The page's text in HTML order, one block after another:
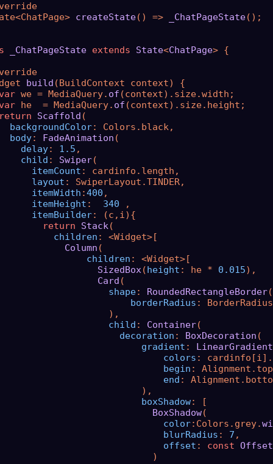
createState() => _ChatPageState();
_ChatPageState extends State<ChatPage> {
build (BuildContext context) {
we = MediaQuery. of (context).size.width;
he  = MediaQuery. of (context).size.height;
Scaffold (
backgroundColor: Colors.black,
body: FadeAnimation (
delay: 1.5 ,
child : Swiper(
itemCount : cardinfo.length,
layout : SwiperLayout.TINDER,
itemWidth :400 ,
itemHeight : 340 ,
itemBuilder: (c,i){
return
Stack(
children : <Widget>[
Column (
children : <Widget>[
SizedBox(height : he * 0.015),
Card (
shape: RoundedRectangleBorder(
borderRadius :
),
child : Container(
decoration : BoxDecoration (
gradient : LinearGradient
colors :
begin :
end :
),
boxShadow: [
BoxShadow(
color:Colors.grey.
blurRadius : 7 ,
offset : const Offset
)